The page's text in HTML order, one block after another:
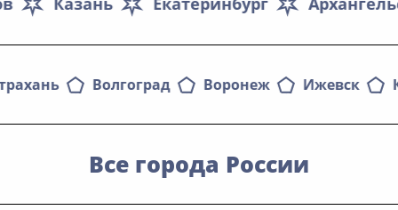
Волгоград Воронеж Ижевск
Все города России